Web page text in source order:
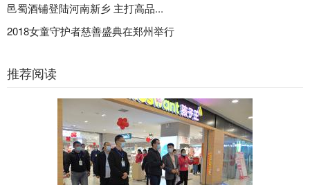
邑蜀酒铺登陆河南新乡 主打高品...
2018女童守护者慈善盛典在郑州举行
推荐阅读